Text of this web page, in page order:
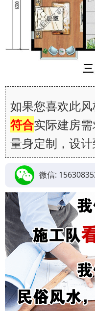
如果您喜欢此
符合实际建房
量身定制，设
微信: